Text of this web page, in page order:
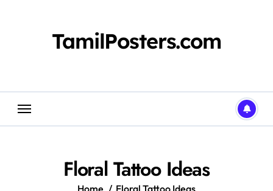
TamilPosters.com
Floral Tattoo Ideas
Home Floral Tattoo Ideas